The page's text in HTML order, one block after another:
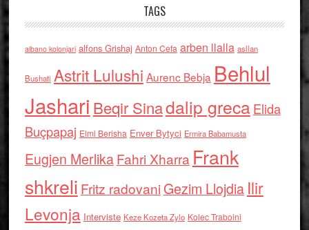
TAGS
albano kolonjari alfons Grishaj Anton Cefa arben llalla asllan
Bushati Astrit Lulushi Aurenc Bebja Behlul
Jashari Beqir Sinadalip grecaElida
Buçpapaj Elmi Berisha Enver Bytyci Ermira Babamusta
Eugjen MerlikaFahri Xharra Frank
shkreli Fritz radovaniGezim Llojdia Ilir
Levonja Interviste Keze Kozeta Zylo Kolec Traboini